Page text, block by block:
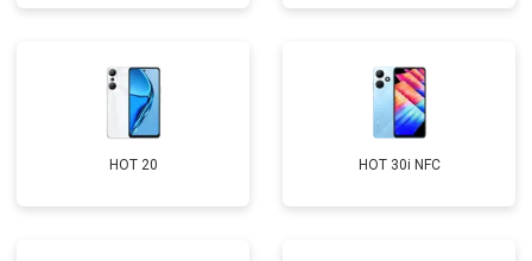
HOT 20 HOT 30i NFC